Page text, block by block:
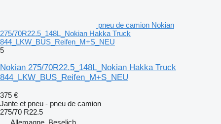
pneu de camion Nokian
275/70R22.5_148L_Nokian Hakka Truck
844_LKW_BUS_Reifen_M+S_NEU
5
Nokian 275/70R22.5_148L_Nokian Hakka Truck
844_LKW_BUS_Reifen_M+S_NEU
375 €
Jante et pneu - pneu de camion
275/70 R22.5
Allemagne, Beselich